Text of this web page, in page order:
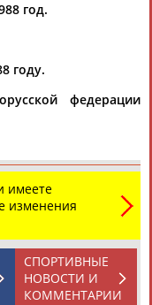
Загалав
АБДУЛБЕКОВ
год.
году.
федерации
имеете
изменения
СПОРТИВНЫЕ
НОВОСТИ И
КОММЕНТАРИИ